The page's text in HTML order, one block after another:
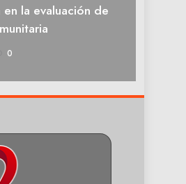
en la evaluación de
0